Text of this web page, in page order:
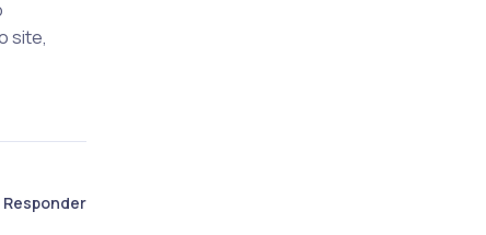
site,
Responder